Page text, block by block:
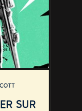
SUR